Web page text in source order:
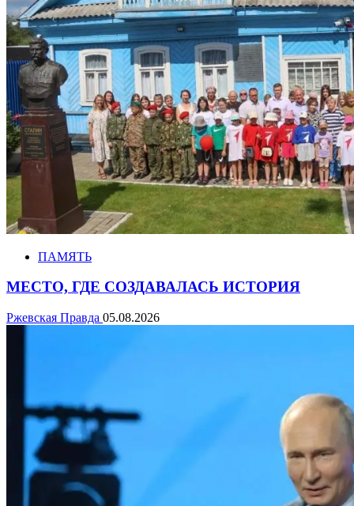
ПАМЯТЬ
МЕСТО, ГДЕ СОЗДАВАЛАСЬ ИСТОРИЯ
Ржевская Правда 05.08.2026